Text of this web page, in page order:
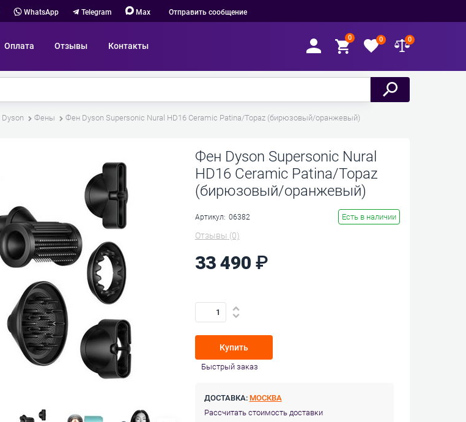
WhatsApp Telegram Max Отправить сообщение
Оплата Отзывы Контакты
0 0 0
Dyson Фены Фен Dyson Supersonic Nural HD16 Ceramic Patina/Topaz (бирюзовый/оранжевый)
Фен Dyson Supersonic Nural
HD16 Ceramic Patina/Topaz
(бирюзовый/оранжевый)
Артикул: 06382 Есть в наличии
Отзывы (0)
33 490
Купить
Быстрый заказ
ДОСТАВКА: МОСКВА
Рассчитать стоимость доставки